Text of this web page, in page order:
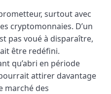
surtout avec
cryptomonnaies. D’un
pas voué à disparaître,
être redéfini.
qu’abri en période
attirer davantage
marché des